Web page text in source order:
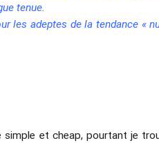
tenue.
les adeptes de la tendance «
simple et cheap, pourtant je